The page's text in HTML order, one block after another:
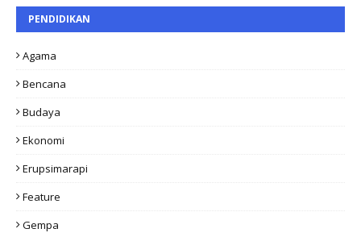
PENDIDIKAN
Agama
Bencana
Budaya
Ekonomi
Erupsimarapi
Feature
Gempa